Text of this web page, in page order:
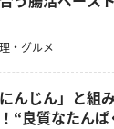
・グルメ
にんじん」と組
“良質なたん